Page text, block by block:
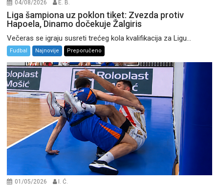
04/08/2026 E. B.
Liga šampiona uz poklon tiket: Zvezda protiv
Hapoela, Dinamo dočekuje Žalgiris
Večeras se igraju susreti trećeg kola kvalifikacija za Ligu...
Fudbal Najnovije Preporučeno
01/05/2026 I. Ć.